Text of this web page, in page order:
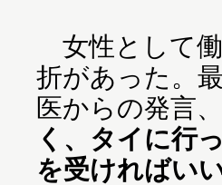
女性として
折があった。
医からの発言
く、タイに行
を受ければい